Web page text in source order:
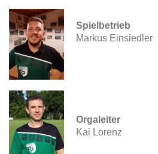
Spielbetrieb
Markus Einsiedler
Orgaleiter
Kai Lorenz